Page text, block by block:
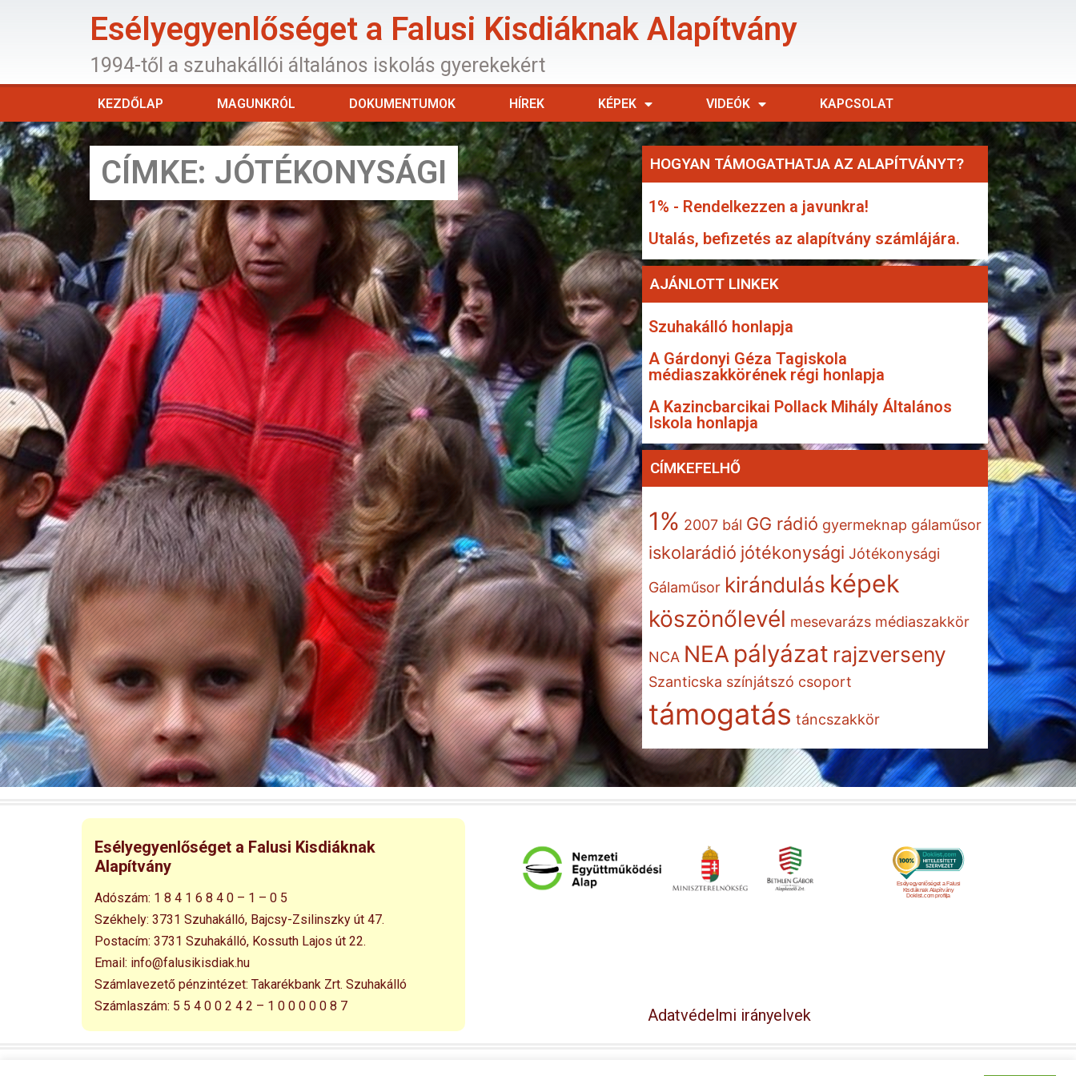
Esélyegyenlőséget a Falusi Kisdiáknak Alapítvány
1994-től a szuhakállói általános iskolás gyerekekért
KEZDŐLAP MAGUNKRÓL DOKUMENTUMOK HÍREK KÉPEK VIDEÓK KAPCSOLAT
CÍMKE: JÓTÉKONYSÁGI HOGYAN TÁMOGATHATJA AZ ALAPÍTVÁNYT?
1% - Rendelkezzen a javunkra!
Utalás, befizetés az alapítvány számlájára.
AJÁNLOTT LINKEK
Szuhakálló honlapja
A Gárdonyi Géza Tagiskola
médiaszakkörének régi honlapja
A Kazincbarcikai Pollack Mihály Általános
Iskola honlapja
CÍMKEFELHŐ
1% 2007 bál GG rádió gyermeknap gálaműsor
iskolarádió jótékonysági Jótékonysági
Gálaműsor kirándulás képek
köszönőlevél mesevarázs médiaszakkör
NCA NEA pályázat rajzverseny
Szanticska színjátszó csoport
támogatás táncszakkör
Esélyegyenlőséget a Falusi Kisdiáknak
Alapítvány
Adószám: 1 8 4 1 6 8 4 0 – 1 – 0 5
Székhely: 3731 Szuhakálló, Bajcsy-Zsilinszky út 47.
Postacím: 3731 Szuhakálló, Kossuth Lajos út 22.
Email: info@falusikisdiak.hu
Számlavezető pénzintézet: Takarékbank Zrt. Szuhakálló
Számlaszám: 5 5 4 0 0 2 4 2 – 1 0 0 0 0 0 8 7
Esélyegyenlőséget a Falusi
Kisdiáknak Alapítvány
Doklist.com profilja
Adatvédelmi irányelvek